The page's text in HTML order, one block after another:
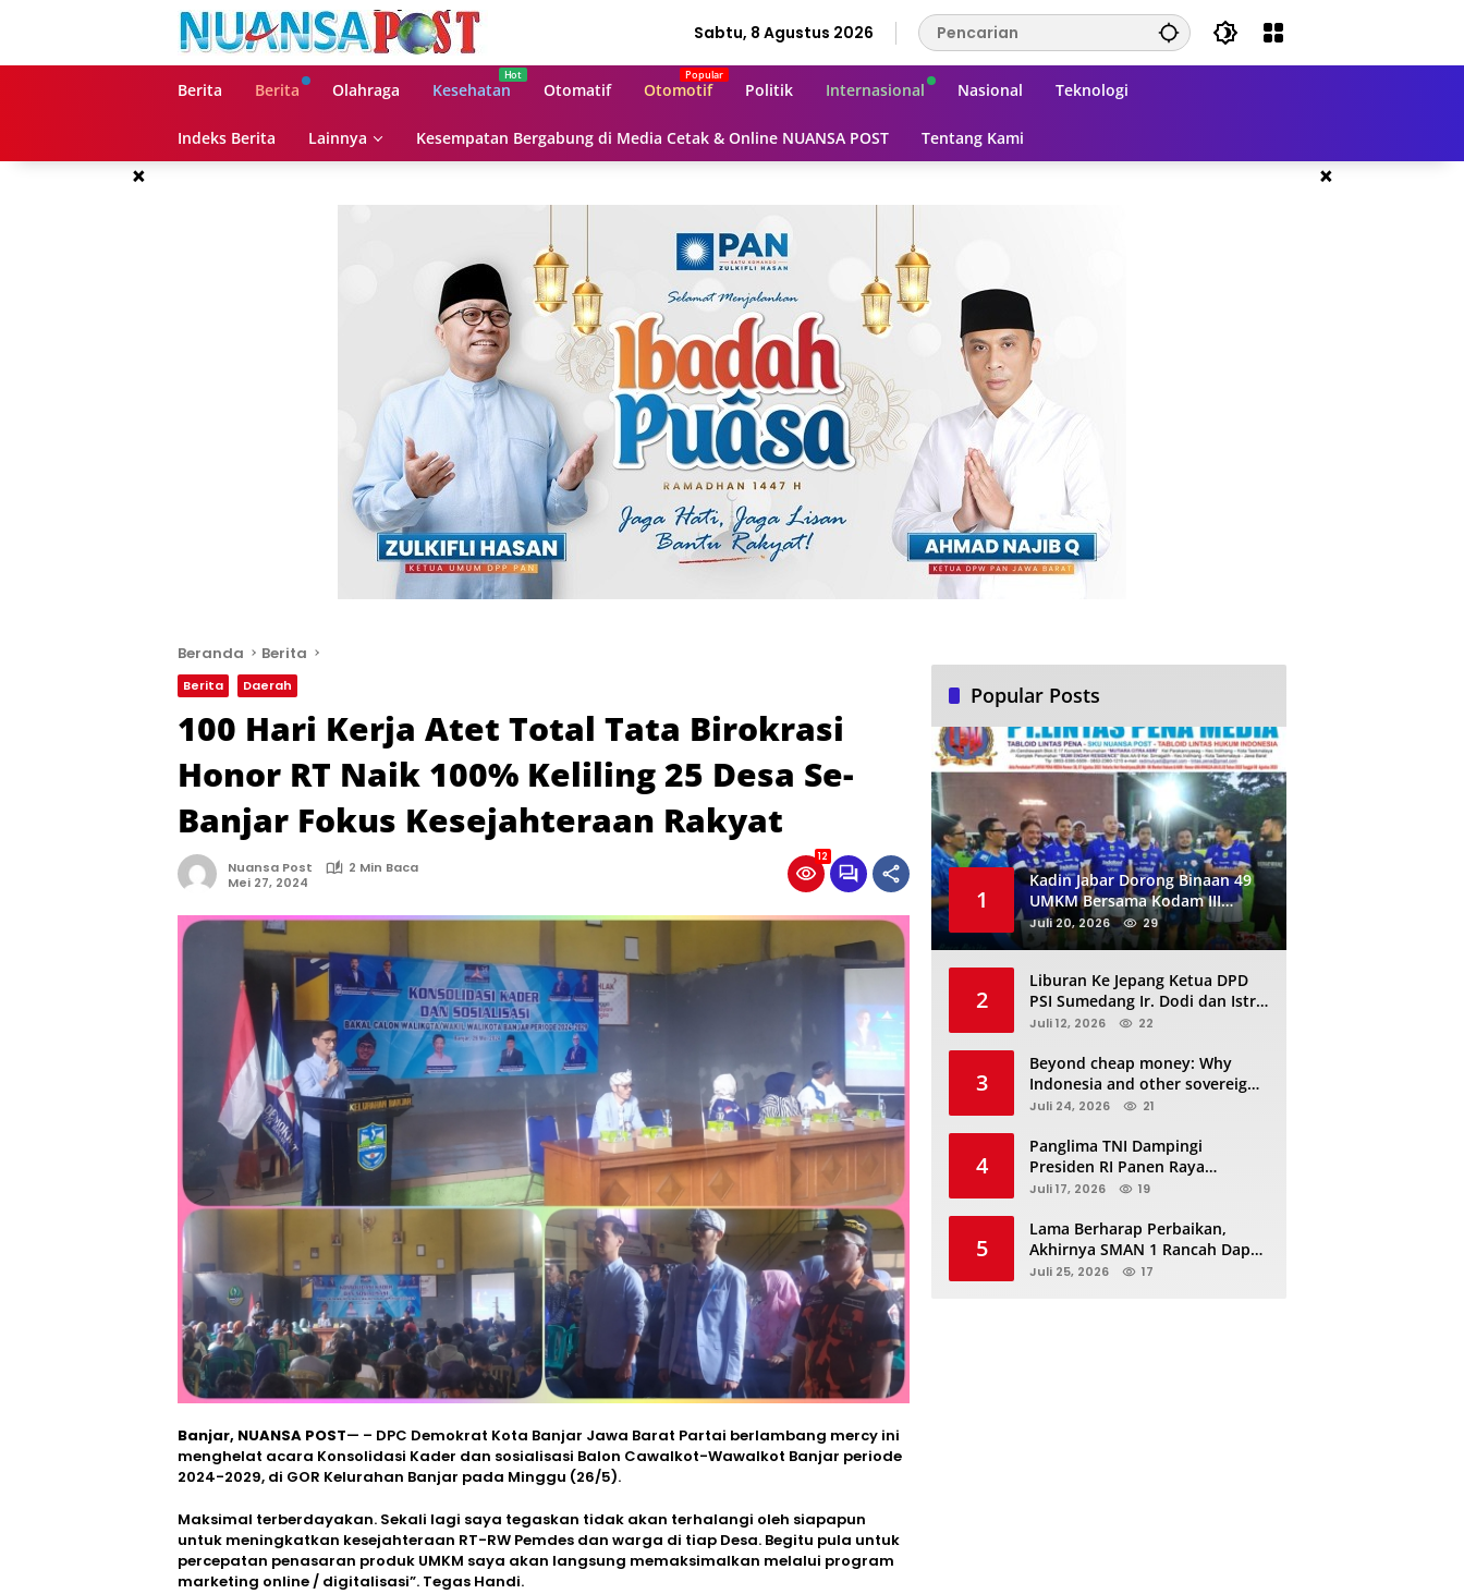
Sabtu, 8 Agustus 2026
Berita Berita Olahraga Kesehatan Otomatif Otomotif Politik Internasional Nasional Teknologi
Indeks Berita Lainnya Kesempatan Bergabung di Media Cetak & Online NUANSA POST Tentang Kami
× ×
Beranda Berita
Berita Daerah
100 Hari Kerja Atet Total Tata Birokrasi
Honor RT Naik 100% Keliling 25 Desa Se-
Banjar Fokus Kesejahteraan Rakyat
Nuansa Post
2 Min Baca
Mei 27, 2024
12
Banjar, NUANSA POST— – DPC Demokrat Kota Banjar Jawa Barat Partai berlambang mercy ini
menghelat acara Konsolidasi Kader dan sosialisasi Balon Cawalkot-Wawalkot Banjar periode
2024-2029, di GOR Kelurahan Banjar pada Minggu (26/5).
Maksimal terberdayakan. Sekali lagi saya tegaskan tidak akan terhalangi oleh siapapun
untuk meningkatkan kesejahteraan RT-RW Pemdes dan warga di tiap Desa. Begitu pula untuk
percepatan penasaran produk UMKM saya akan langsung memaksimalkan melalui program
marketing online / digitalisasi”. Tegas Handi.
Popular Posts
1
Kadin Jabar Dorong Binaan 49
UMKM Bersama Kodam III
Siliwangi Sambil Nobar Final
Piala Dunia, Akan Ada Investor
Juli 20, 2026 29
2
Liburan Ke Jepang Ketua DPD
PSI Sumedang Ir. Dodi dan Istri
Kibarkan Bendera PSI “Jangan
Juli 12, 2026 22
3
Beyond cheap money: Why
Indonesia and other sovereigns
are turning to panda bonds
Juli 24, 2026 21
4
Panglima TNI Dampingi
Presiden RI Panen Raya
Terpadu TNI, Perkuat
Juli 17, 2026 19
5
Lama Berharap Perbaikan,
Akhirnya SMAN 1 Rancah Dapat
Revitalisasi dan Kini Sedang
Juli 25, 2026 17